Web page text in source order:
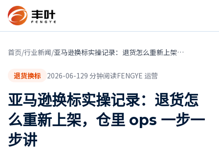
首页/行业新闻/ 亚马逊换标实操记录：退货怎么重新上架，仓里 ops 一步一步讲
退货换标 2026-06-129 分钟阅读FENGYE 运营
亚马逊换标实操记录：退货怎
么重新上架，仓里 ops 一步一
步讲